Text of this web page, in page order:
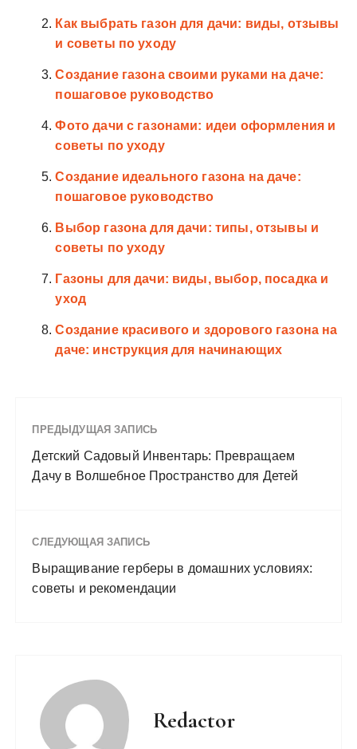
Как выбрать газон для дачи: виды, отзывы
и советы по уходу
Создание газона своими руками на даче:
пошаговое руководство
Фото дачи с газонами: идеи оформления и
советы по уходу
Создание идеального газона на даче:
пошаговое руководство
Выбор газона для дачи: типы, отзывы и
советы по уходу
Газоны для дачи: виды, выбор, посадка и
уход
Создание красивого и здорового газона на
даче: инструкция для начинающих
ПРЕДЫДУЩАЯ ЗАПИСЬ
Детский Садовый Инвентарь: Превращаем
Дачу в Волшебное Пространство для Детей
СЛЕДУЮЩАЯ ЗАПИСЬ
Выращивание герберы в домашних условиях:
советы и рекомендации
Redactor